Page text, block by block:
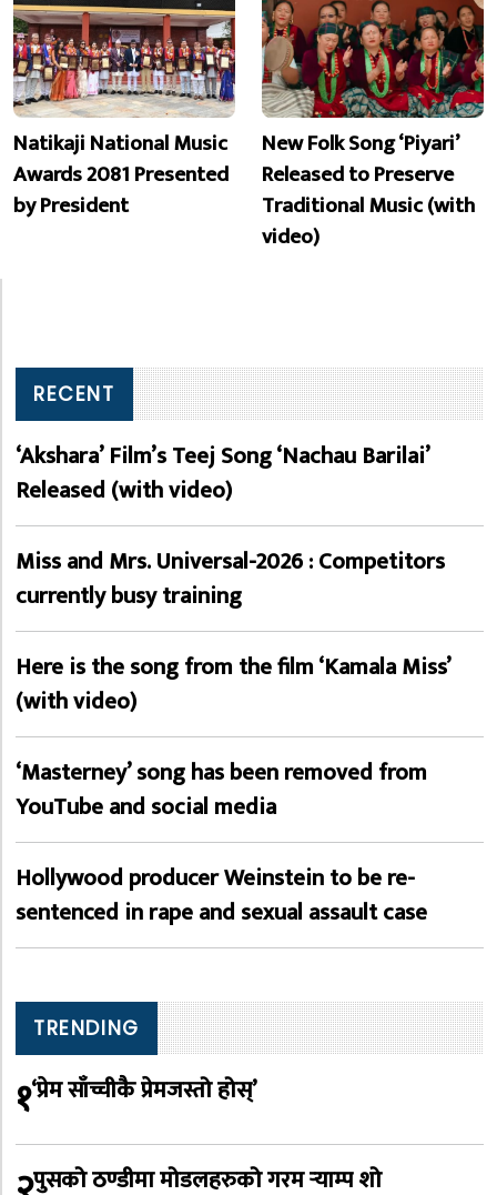
Natikaji National Music
Awards 2081 Presented
by President
New Folk Song ‘Piyari’
Released to Preserve
Traditional Music (with
video)
RECENT
‘Akshara’ Film’s Teej Song ‘Nachau Barilai’
Released (with video)
Miss and Mrs. Universal-2026 : Competitors
currently busy training
Here is the song from the film ‘Kamala Miss’
(with video)
‘Masterney’ song has been removed from
YouTube and social media
Hollywood producer Weinstein to be re-
sentenced in rape and sexual assault case
TRENDING
१‘प्रेम साँच्चीकै प्रेमजस्तो होस्’
पुसको ठण्डीमा मोडलहरुको गरम र्‍याम्प शो